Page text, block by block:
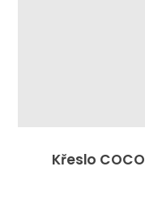
Křeslo COCO